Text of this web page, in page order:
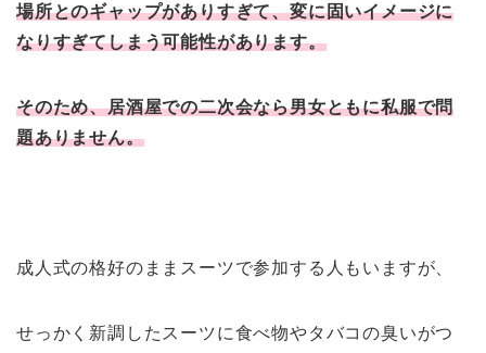
場所とのギャップがありすぎて、変に固いイメージに
なりすぎてしまう可能性があります。
そのため、居酒屋での二次会なら男女ともに私服で問
題ありません。
成人式の格好のままスーツで参加する人もいますが、
せっかく新調したスーツに食べ物やタバコの臭いがつ